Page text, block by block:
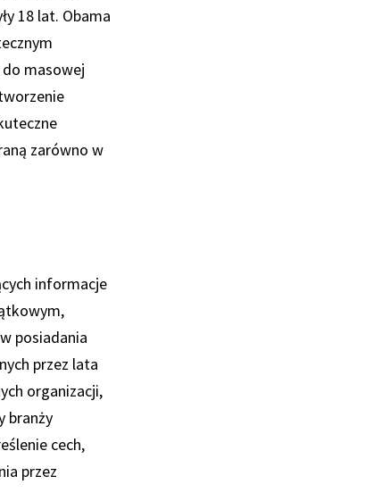
18 lat. Obama
masowej
zarówno w
informacje
posiadania
przez lata
organizacji,
branży
cech,
przez